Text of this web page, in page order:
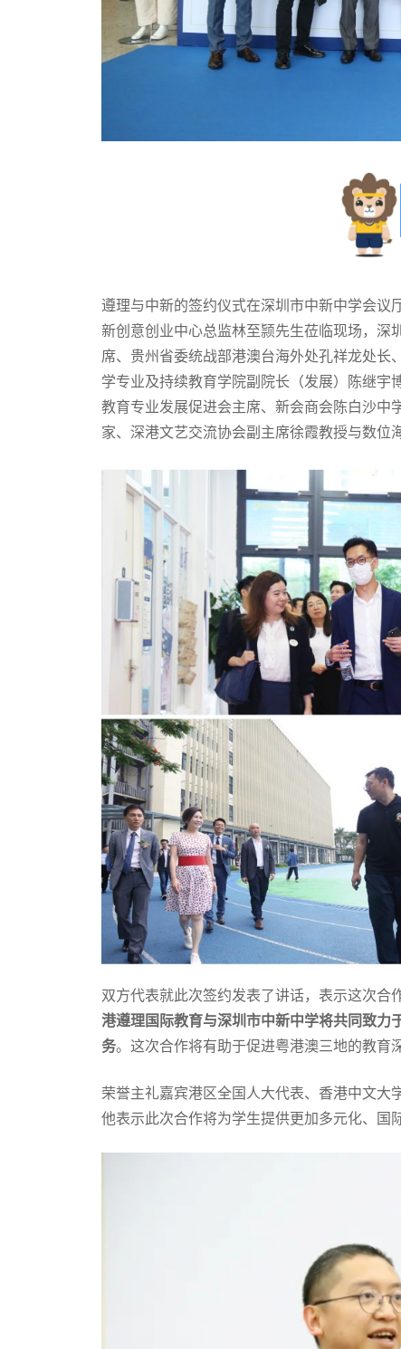
遵理与中新的签约仪式在深圳市中新中学会议
新创意创业中心总监林至颕先生莅临现场，深
席、贵州省委统战部港澳台海外处孔祥龙处
学专业及持续教育学院副院长（发展）陈继
教育专业发展促进会主席、新会商会陈白沙中
家、深港文艺交流协会副主席徐霞教授与数位
双方代表就此次签约发表了讲话，表示这次合
港遵理国际教育与深圳市中新中学将共同致
务。这次合作将有助于促进粤港澳三地的教育
荣誉主礼嘉宾港区全国人大代表、香港中文大
他表示此次合作将为学生提供更加多元化、国